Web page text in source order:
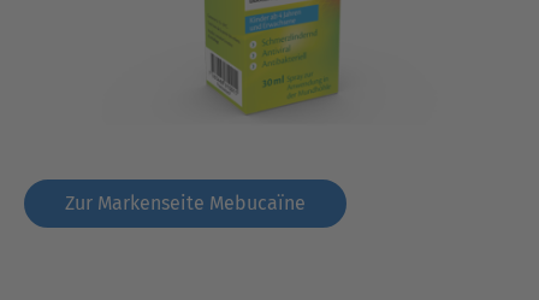
Zur Markenseite Mebucaïne